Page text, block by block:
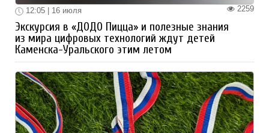
2259
12:05 | 16 июля
Экскурсия в «ДОДО Пицца» и полезные знания
из мира цифровых технологий ждут детей
Каменска-Уральского этим летом